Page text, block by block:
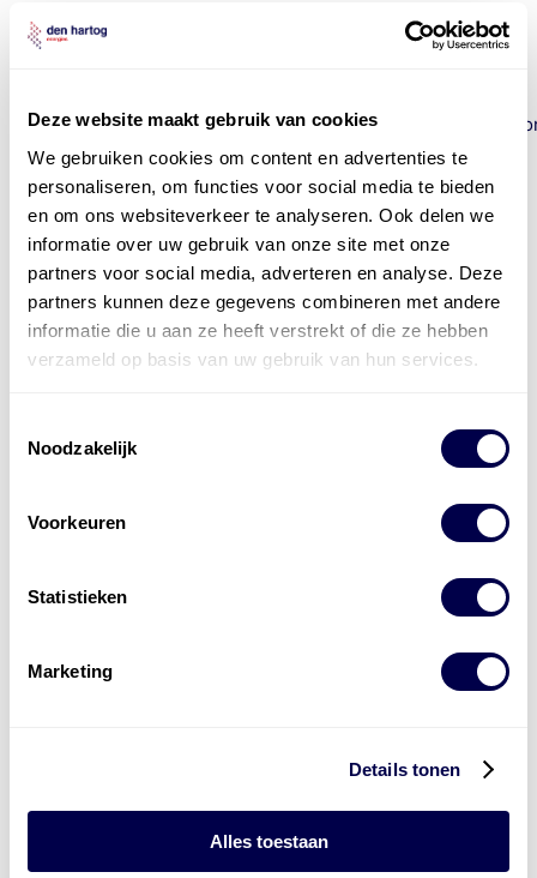
Deze website maakt gebruik van cookies
We gebruiken cookies om content en advertenties te
personaliseren, om functies voor social media te bieden
en om ons websiteverkeer te analyseren. Ook delen we
informatie over uw gebruik van onze site met onze
partners voor social media, adverteren en analyse. Deze
partners kunnen deze gegevens combineren met andere
informatie die u aan ze heeft verstrekt of die ze hebben
verzameld op basis van uw gebruik van hun services.
Noodzakelijk
Voorkeuren
Statistieken
Marketing
Details tonen
Alles toestaan
https://www.msds.exxonmobil.com/psims/
en veiligheidsaanbevelingen voor dit product kunnen
gevonden worden in de veiligheidsbladen (MSDS) op
Opmerking
Wij kunnen niet garanderen dat de bovenstaande
productinformatie up to date is. Voor de meest actuele
versie van het productblad verwijzen wij u naar de
product bibliotheek van ExxonMobil.
E-mailadres
Ik ga akkoord met het
pdf productblad aanvragen